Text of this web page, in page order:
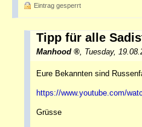
Eintrag gesperrt
Tipp für alle
Manhood , Tuesday,
Eure Bekannten sind
https://www.youtube.com/
Grüsse